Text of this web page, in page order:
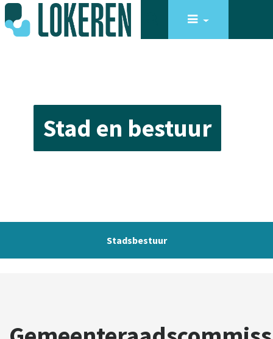
Stad en bestuur
Stadsbestuur